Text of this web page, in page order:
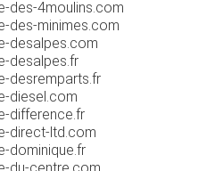
des-4moulins.com
des-minimes.com
desalpes.com
desalpes.fr
desremparts.fr
diesel.com
difference.fr
direct-ltd.com
dominique.fr